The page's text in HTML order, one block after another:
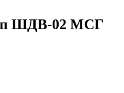
ШДВ-02 МСГ